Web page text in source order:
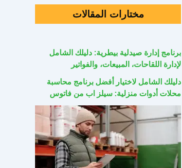
مختارات المقالات
برنامج إدارة صيدلية بيطرية: دليلك الشامل
لإدارة اللقاحات، المبيعات، والفواتير
دليلك الشامل لاختيار أفضل برنامج محاسبة
محلات أدوات منزلية: سيلز اب من فاتوس